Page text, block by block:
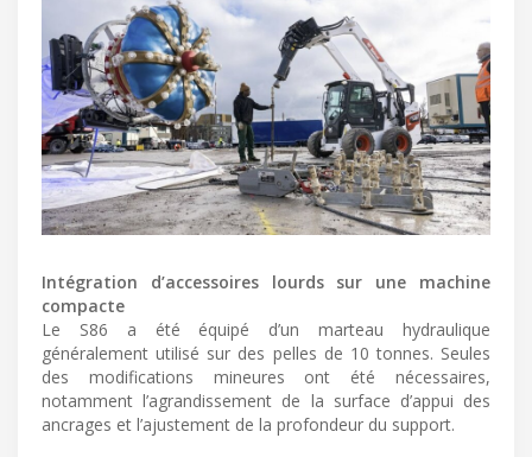
Intégration d’accessoires lourds sur une machine
compacte
Le S86 a été équipé d’un marteau hydraulique
généralement utilisé sur des pelles de 10 tonnes. Seules
des modifications mineures ont été nécessaires,
notamment l’agrandissement de la surface d’appui des
ancrages et l’ajustement de la profondeur du support.